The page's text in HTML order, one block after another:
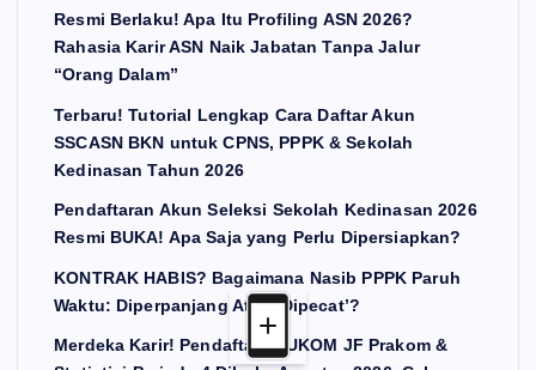
Resmi Berlaku! Apa Itu Profiling ASN 2026?
Rahasia Karir ASN Naik Jabatan Tanpa Jalur
“Orang Dalam”
Terbaru! Tutorial Lengkap Cara Daftar Akun
SSCASN BKN untuk CPNS, PPPK & Sekolah
Kedinasan Tahun 2026
Pendaftaran Akun Seleksi Sekolah Kedinasan 2026
Resmi BUKA! Apa Saja yang Perlu Dipersiapkan?
KONTRAK HABIS? Bagaimana Nasib PPPK Paruh
Waktu: Diperpanjang Atau ‘Dipecat’?
Merdeka Karir! Pendaftaran UKOM JF Prakom &